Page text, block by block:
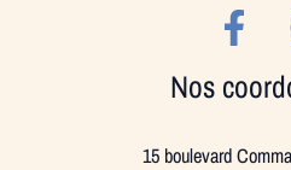
Nos
15 boulevard